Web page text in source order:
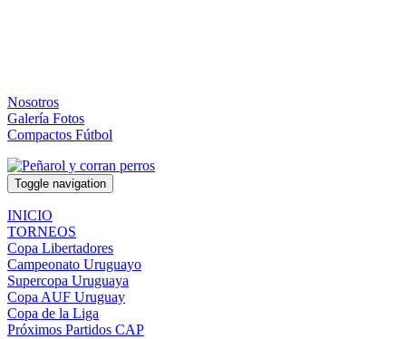
Nosotros
Galería Fotos
Compactos Fútbol
Toggle navigation
INICIO
TORNEOS
Copa Libertadores
Campeonato Uruguayo
Supercopa Uruguaya
Copa AUF Uruguay
Copa de la Liga
Próximos Partidos CAP